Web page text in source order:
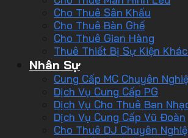
Cho Thuê Sân Khấu
Cho Thuê Bàn Ghế
Cho Thuê Gian Hàng
Thuê Thiết Bị Sự Kiện
Nhân Sự
Cung Cấp MC Chuyên
Dịch Vụ Cung Cấp PG
Dịch Vụ Cho Thuê Ban
Dịch Vụ Cung Cấp Vũ Đoàn
Cho Thuê DJ Chuyên